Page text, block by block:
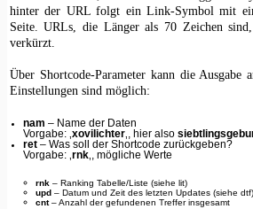
hinter der URL folgt ein Link-Symbol mit
Seite. URLs, die Länger als 70 Zeichen
verkürzt.
Über Shortcode-Parameter kann die Ausgabe
Einstellungen sind möglich:
nam – Name der Daten
Vorgabe: ‚xovilichter ‚, hier also
ret – Was soll der Shortcode zurückgeben?
Vorgabe: ‚rnk ‚, mögliche Werte
rnk – Ranking Tabelle/Liste (siehe lit)
upd – Datum und Zeit des letzten Updates (siehe dtf)
cnt– Anzahl der gefundenen Treffer insgesamt